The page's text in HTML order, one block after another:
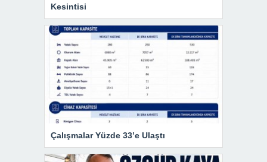
Kesintisi
Çalışmalar Yüzde 33’e Ulaştı